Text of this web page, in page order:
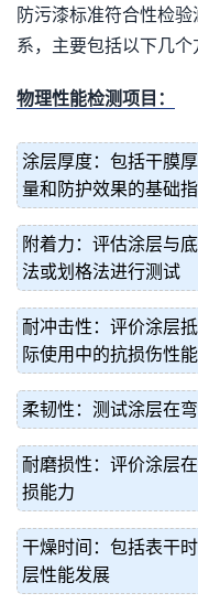
防污漆标准符合性检
系，主要包括以下几个
物理性能检测项目：
涂层厚度：包括干膜
量和防护效果的基础
附着力：评估涂层与
法或划格法进行测试
耐冲击性：评价涂层
际使用中的抗损伤性能
柔韧性：测试涂层在
耐磨损性：评价涂层
损能力
干燥时间：包括表干
层性能发展